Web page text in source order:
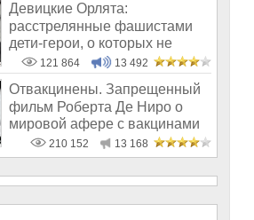
Девицкие Орлята:
расстрелянные фашистами
дети-герои, о которых не
рассказывают в шк
121 864 13 492
Отвакцинены. Запрещенный
фильм Роберта Де Ниро о
мировой афере с вакцинами
210 152 13 168